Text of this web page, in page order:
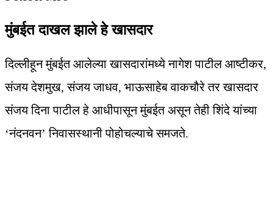
मुंबईत दाखल झाले हे खासदार
दिल्लीहून मुंबईत आलेल्या खासदारांमध्ये नागेश पाटील आष्टीकर,
संजय देशमुख, संजय जाधव, भाऊसाहेब वाकचौरे तर खासदार
संजय दिना पाटील हे आधीपासून मुंबईत असून तेही शिंदे यांच्या
‘नंदनवन’ निवासस्थानी पोहोचल्याचे समजते.